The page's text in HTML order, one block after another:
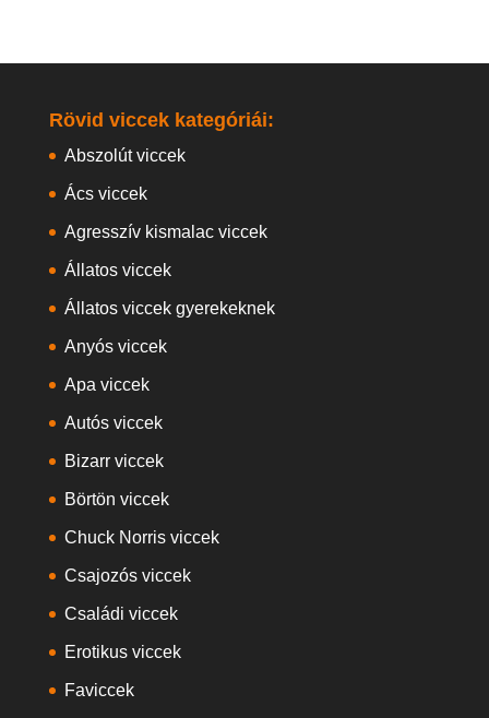
Rövid viccek kategóriái:
Abszolút viccek
Ács viccek
Agresszív kismalac viccek
Állatos viccek
Állatos viccek gyerekeknek
Anyós viccek
Apa viccek
Autós viccek
Bizarr viccek
Börtön viccek
Chuck Norris viccek
Csajozós viccek
Családi viccek
Erotikus viccek
Faviccek